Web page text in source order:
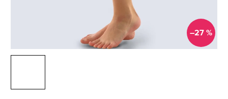
–27 %